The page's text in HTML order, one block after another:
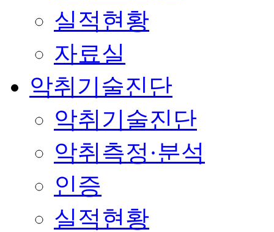
실적현황
자료실
악취기술진단
악취기술진단
악취측정·분석
인증
실적현황